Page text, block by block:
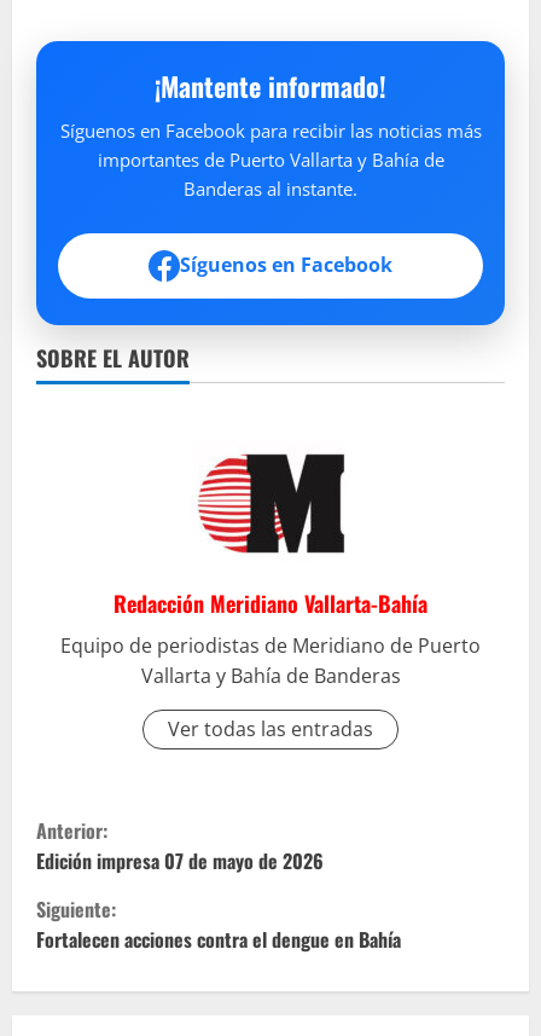
¡Mantente informado!
Síguenos en Facebook para recibir las noticias más
importantes de Puerto Vallarta y Bahía de
Banderas al instante.
Síguenos en Facebook
SOBRE EL AUTOR
Redacción Meridiano Vallarta-Bahía
Equipo de periodistas de Meridiano de Puerto
Vallarta y Bahía de Banderas
Ver todas las entradas
S
i
g
Anterior:
Edición impresa 07 de mayo de 2026
Siguiente:
Fortalecen acciones contra el dengue en Bahía